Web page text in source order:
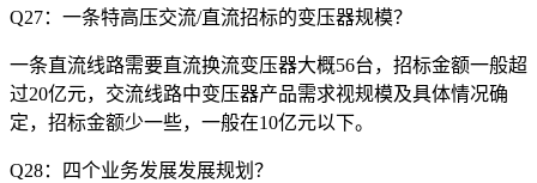
Q27：一条特高压交流/直流招标的变压器规模？
一条直流线路需要直流换流变压器大概56台，招标金额一般超
过20亿元，交流线路中变压器产品需求视规模及具体情况确
定，招标金额少一些，一般在10亿元以下。
Q28：四个业务发展发展规划？